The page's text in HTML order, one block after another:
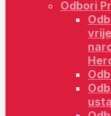
Odbori